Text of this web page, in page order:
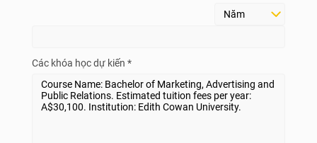
Các khóa học dự kiến *